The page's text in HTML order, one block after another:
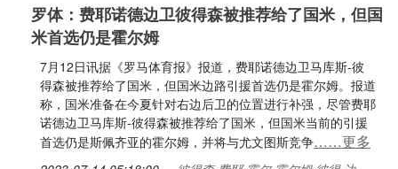
罗体：费耶诺德边卫彼得森被推荐给了国米，但国
米首选仍是霍尔姆
7月12日讯据《罗马体育报》报道，费耶诺德边卫马库斯-彼
得森被推荐给了国米，但国米边路引援首选仍是霍尔姆。报道
称，国米准备在今夏针对右边后卫的位置进行补强，尽管费耶
诺德边卫马库斯-彼得森被推荐给了国米，但国米当前的引援
首选仍是斯佩齐亚的霍尔姆，并将与尤文图斯竞争……更多